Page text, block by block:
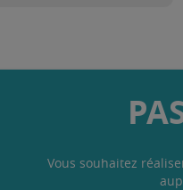
Vous souhaitez